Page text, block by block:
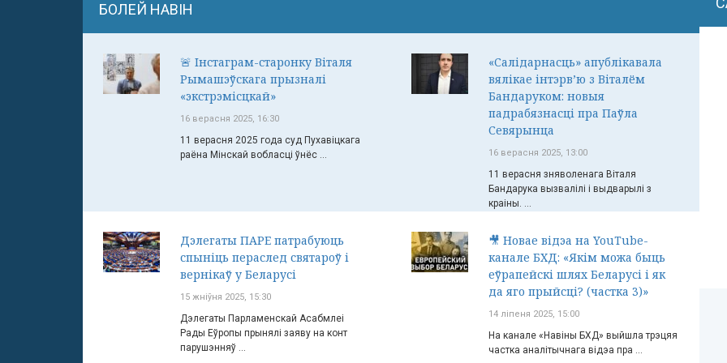
БОЛЕЙ НАВІН
🚨 Інстаграм-старонку Віталя
Рымашэўскага прызналі
«экстрэмісцкай»
16 верасня 2025, 16:30
11 верасня 2025 года суд Пухавіцкага
раёна Мінскай вобласці ўнёс ...
«Салідарнасць» апублікавала
вялікае інтэрв’ю з Віталём
Бандаруком: новыя
падрабязнасці пра Паўла
Севярынца
16 верасня 2025, 13:00
11 верасня зняволенага Віталя
Бандарука вызвалілі і выдварылі з
краіны. ...
Дэлегаты ПАРЕ патрабуюць
спыніць пераслед святароў і
вернікаў у Беларусі
15 жніўня 2025, 15:30
Дэлегаты Парламенскай Асабмлеі
Рады Еўропы прынялі заяву на конт
парушэнняў ...
🎥 Новае відэа на YouTube-
канале БХД: «Якім можа быць
еўрапейскі шлях Беларусі і як
да яго прыйсці? (частка 3)»
14 ліпеня 2025, 15:00
На канале «Навіны БХД» выйшла трэцяя
частка аналітычнага відэа пра ...